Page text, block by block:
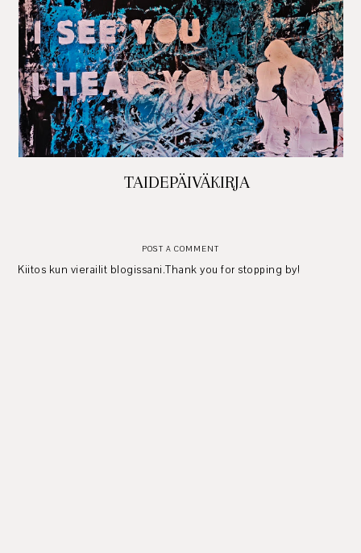
TAIDEPÄIVÄKIRJA
POST A COMMENT
Kiitos kun vierailit blogissani.Thank you for stopping by!